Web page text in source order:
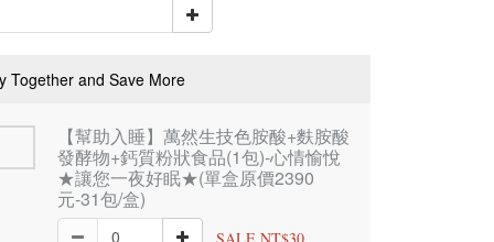
Together and Save More
【幫助入睡】萬然生技色胺酸+麩胺酸
發酵物+鈣質粉狀食品(1包)-心情愉悅
★讓您一夜好眠★(單盒原價2390
元-31包/盒)
SALE NT$30